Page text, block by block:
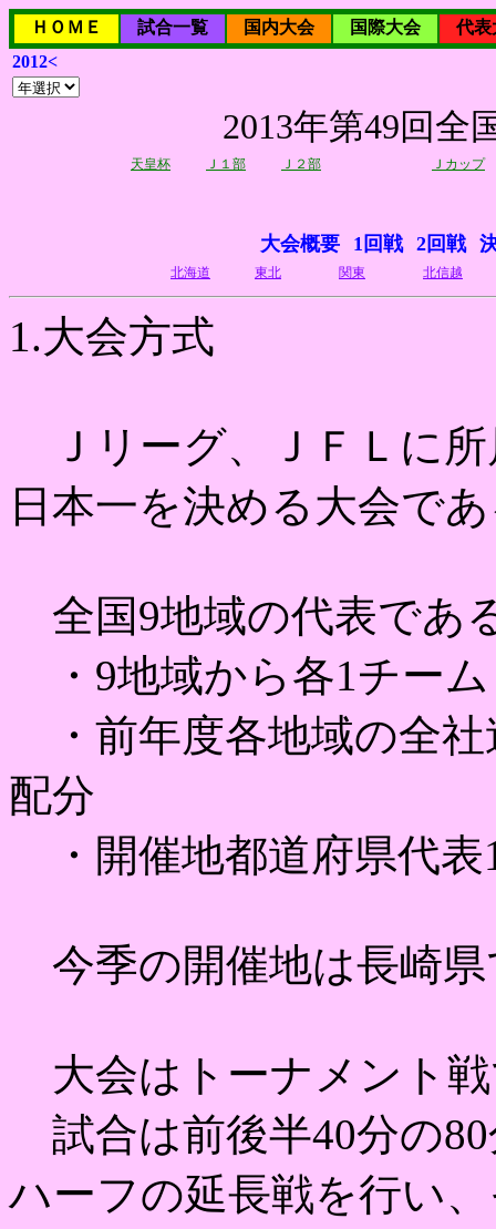
ＨＯＭＥ 試合一覧 国内大会 国際大会
代表
2012<
2013年第49回全
天皇杯 Ｊ１部 Ｊ２部 Ｊカップ
大会概要 1回戦 2回戦
北海道 東北 関東 北信越
1.大会方式
Ｊリーグ、ＪＦＬに
日本一を決める大会で
全国9地域の代表であ
・9地域から各1チーム
・前年度各地域の全社
配分
・開催地都道府県代表
今季の開催地は長崎県
大会はトーナメント
試合は前後半40分の
ハーフの延長戦を行い